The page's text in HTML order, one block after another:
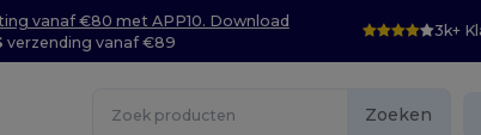
vanaf €80 met APP10. Download
verzending vanaf €89
3k+
Zoeken